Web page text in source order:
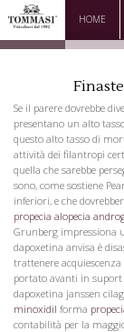
HOME
Se il parere dovrebbe
presentano un alto
questo alto tasso di
attività dei filantropi
quella che sarebbe
sono, come sostiene
inferiori, e che
propecia alopecia
Grunberg impressiona
dapoxetina anvisa è
trattenere
portato avanti in suport
dapoxetina janssen
minoxidil forma
contabilità per la